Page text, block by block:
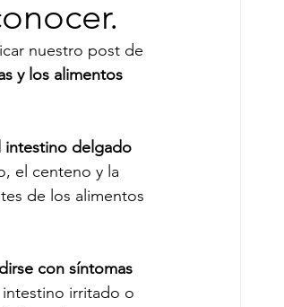
nuestro post de
y los alimentos
intestino delgado
el centeno y la
de los alimentos
con síntomas
irritado o